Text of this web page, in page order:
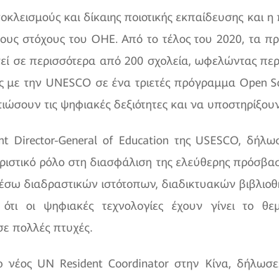
και δίκαιης ποιοτικής εκπαίδευσης
στόχους του ΟΗΕ. Από το τέλος του 2020, τα
σε περισσότερα από 200 σχολεία, ωφελώντας
με την UNESCO σε ένα τριετές πρόγραμμα Open
τις ψηφιακές δεξιότητες και να
General of Education της USESCO,
ρόλο στη διασφάλιση της ελεύθερης
διαδραστικών ιστότοπων, διαδικτυακών
οι ψηφιακές τεχνολογίες έχουν γίνει το
πολλές πτυχές.
UN Resident Coordinator στην Κίνα,